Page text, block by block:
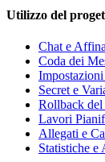
Utilizzo del
Chat e
Coda dei
Secret e
Rollback del
Lavori
Allegati e
Statistiche e